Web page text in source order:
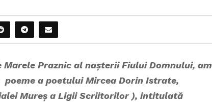
Praznic al nașterii Fiului Domnului, am
a poetului Mircea Dorin Istrate,
Mureș a Ligii Scriitorilor ), intitulată